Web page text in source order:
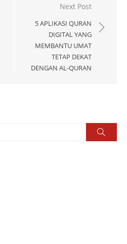
Next Post
5 APLIKASI QURAN
DIGITAL YANG
MEMBANTU UMAT
TETAP DEKAT
DENGAN AL-QURAN